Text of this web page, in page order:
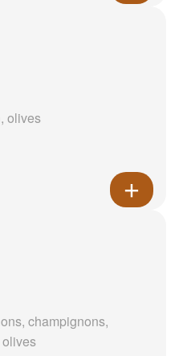
olives
champignons,
olives